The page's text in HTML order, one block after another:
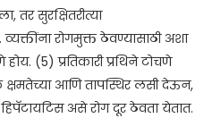
तर सुरक्षितरीत्या
व्यक्तींना रोगमुक्त ठेवण्यासाठी अशा
(5) प्रतिकारी प्रथिने टोचणे
आणि तापस्थिर लसी देऊन,
असे रोग दूर ठेवता येतात.